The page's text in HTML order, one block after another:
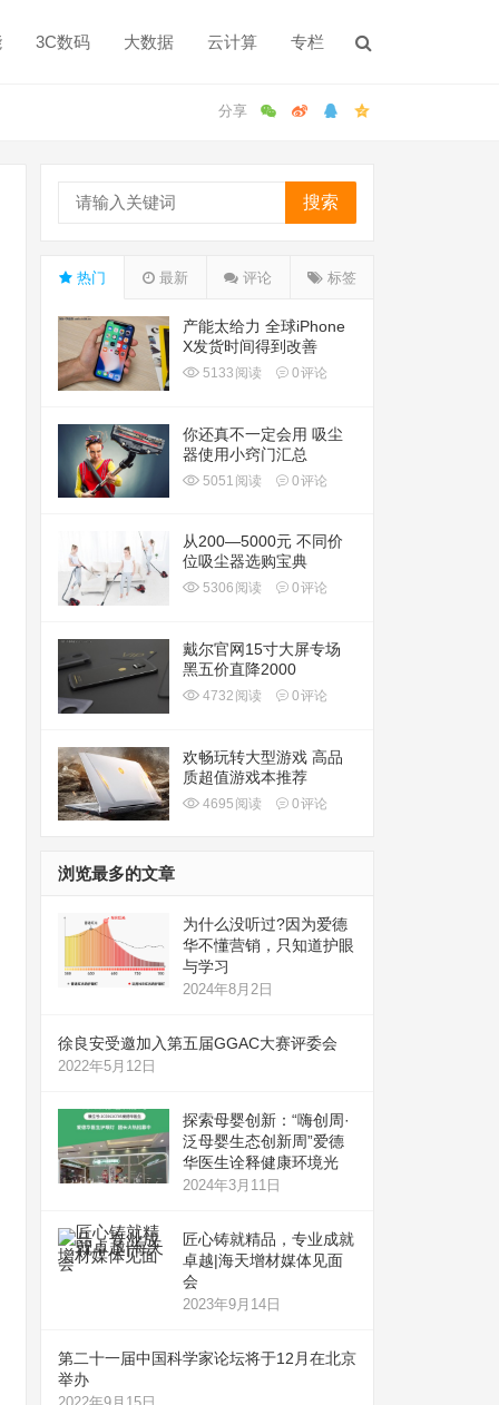
3C数码 大数据 云计算 专栏
搜索
热门 最新 评论 标签
产能太给力 全球iPhone
X发货时间得到改善
5133 阅读 0评论
你还真不一定会用 吸尘
器使用小窍门汇总
5051 阅读 0评论
从200—5000元 不同价
位吸尘器选购宝典
5306 阅读 0评论
戴尔官网15寸大屏专场
黑五价直降2000
4732 阅读 0评论
欢畅玩转大型游戏 高品
质超值游戏本推荐
4695 阅读 0评论
浏览最多的文章
为什么没听过?因为爱德
华不懂营销，只知道护眼
与学习
2024年8月2日
徐良安受邀加入第五届GGAC大赛评委会
2022年5月12日
探索母婴创新：“嗨创周·
泛母婴生态创新周”爱德
华医生诠释健康环境光
2024年3月11日
匠心铸就精品，专业成就
卓越|海天增材媒体见面
会
2023年9月14日
第二十一届中国科学家论坛将于12月在北京
举办